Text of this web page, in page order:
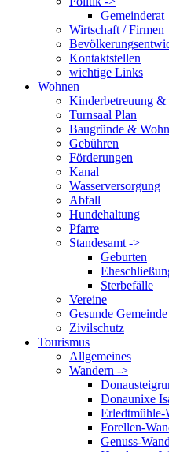
Gemeinderat
Wirtschaft / Firmen
Kontaktstellen
wichtige Links
Wohnen
Kinderbetreuung
Turnsaal Plan
Baugründe &
Gebühren
Förderungen
Kanal
Wasserversorgung
Abfall
Hundehaltung
Pfarre
Standesamt ->
Geburten
Sterbefälle
Vereine
Gesunde Gemeinde
Zivilschutz
Tourismus
Allgemeines
Wandern ->
Donaunixe
Erledtmühle-
Forellen-
Genuss-